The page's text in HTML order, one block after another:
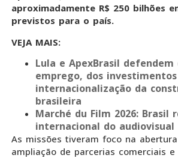
aproximadamente R$ 250 bilhões
previstos para o país.
VEJA MAIS:
Lula e ApexBrasil
emprego, dos
internacionalização da
brasileira
Marché du Film 2026: Brasil
internacional do audiovisual
As missões tiveram foco na
ampliação de parcerias comerciais